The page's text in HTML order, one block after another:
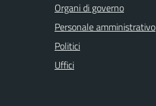
Organi di governo
Personale amministrativo
Politici
Uffici